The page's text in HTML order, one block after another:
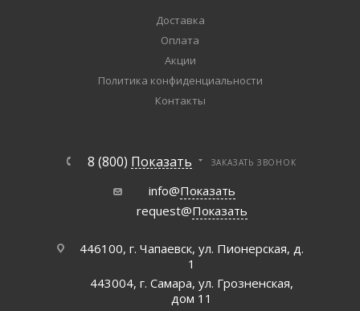
Доставка
Оплата
Акции
Политика конфиденциальности
Контакты
8 (800) Показать ЗАКАЗАТЬ ЗВОНОК
info@Показать
request@Показать
446100, г. Чапаевск, ул. Пионерская, д.
1
443004, г. Самара, ул. Грозненская,
дом 11